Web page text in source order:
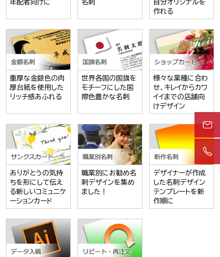
年配者向けに
名刺
自分オリジナルを
作れる
重厚な金銀色の肉
厚台紙を使用した
リッチ感あふれる
世界各国の国旗を
モチーフにした国
際色豊かな名刺
様々な業種に合わ
せ、キレイからカワ
イイまでの店舗向
けデザイン
ありがとうの気持
ちを形にして伝え
る新しいコミュニケ
ーションカード
職業別にお勧め名
刺デザインを集め
ました！
デザイナーが作成
した名刺デザイン
テンプレートを新
作順に